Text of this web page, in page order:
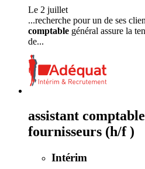
Le 2 juillet
...recherche pour un de ses
comptable général assure la
de...
assistant
fournisseurs (h/f )
Intérim